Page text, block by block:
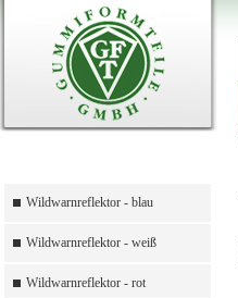
Wildwarnreflektor - blau
Wildwarnreflektor - weiß
Wildwarnreflektor - rot